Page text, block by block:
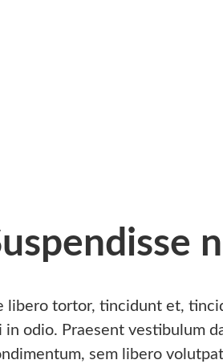
libero tortor, tincidunt et,
in odio. Praesent vestibulum
sem libero